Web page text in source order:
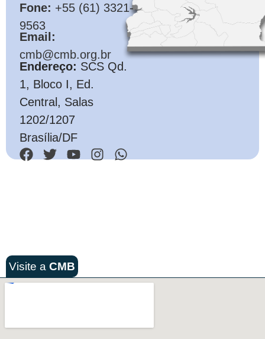
Fone: +55 (61) 3321-
9563
Email:
cmb@cmb.org.br
Endereço: SCS Qd.
1, Bloco I, Ed.
Central, Salas
1202/1207
Brasília/DF
Visite a CMB